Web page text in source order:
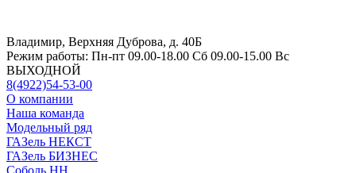
Владимир, Верхняя Дуброва, д. 40Б
Режим работы: Пн-пт 09.00-18.00 Сб 09.00-15.00 Вс
ВЫХОДНОЙ
8(4922)54-53-00
О компании
Наша команда
Модельный ряд
ГАЗель НЕКСТ
ГАЗель БИЗНЕС
Соболь НН